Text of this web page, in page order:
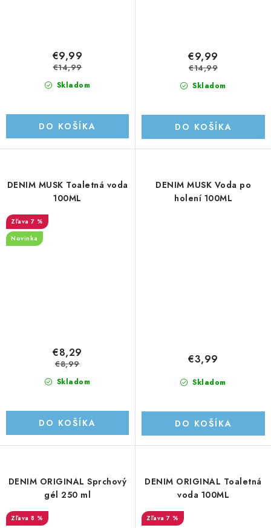
Skladom
€9,99
€14,99
DO KOŠÍKA
Skladom
€9,99
€14,99
DO KOŠÍKA
DENIM MUSK Toaletná voda
100ML
7 %
Novinka
Skladom
€8,29
€8,99
DO KOŠÍKA
DENIM MUSK Voda po
holení 100ML
Skladom
€3,99
DO KOŠÍKA
DENIM ORIGINAL Sprchový
gél 250 ml
8 %
DENIM ORIGINAL Toaletná
voda 100ML
7 %